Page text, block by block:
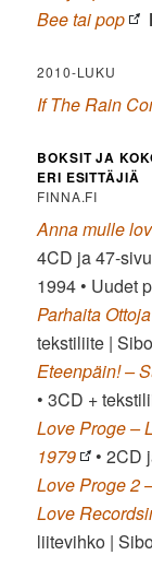
Bee tai pop
2010-LUKU
If The Rain
BOKSIT JA
ERI ESITTÄJIÄ
FINNA.FI
Anna mulle
4CD ja 47-
1994 • Uudet
Parhaita Ottoja
tekstiliite |
Eteenpäin! –
• 3CD +
Love Proge –
1979
• 2CD
Love Proge 2
Love
liitevihko |